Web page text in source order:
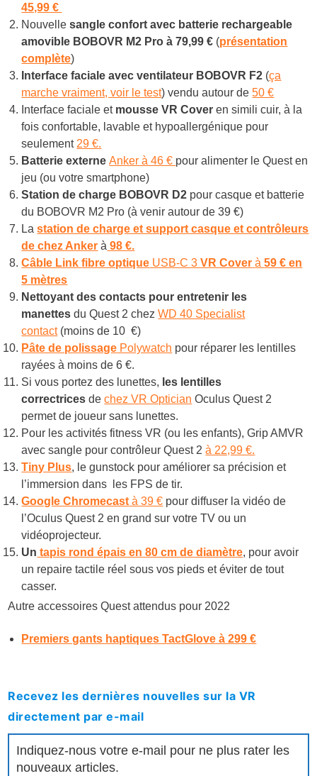
45,99 €
Nouvellesangle confort avec batterie rechargeable
amovible BOBOVR M2 Pro à79,99 € (présentation
complète)
Interface faciale avec ventilateur BOBOVR F2 (ça
marche vraiment, voir le test) vendu autour de50 €
Interface faciale et mousse VR Cover en simili cuir, à la
fois confortable, lavable et hypoallergénique pour
seulement 29 €.
Batterie externe Anker à 46 € pour alimenter le Quest en
jeu (ou votre smartphone)
Station de charge BOBOVR D2 pour casque et batterie
du BOBOVR M2 Pro (à venir autour de 39 €)
Lastation de charge et support casque et contrôleurs
de chez Anker à 98 €.
Câble Linkfibre optique USB-C 3VR Cover à59 € en
5 mètres
Nettoyant des contacts pour entretenir les
manettes du Quest 2 chezWD 40 Specialist
contact(moins de 10 €)
Pâte de polissage Polywatch pour réparer les lentilles
rayées à moins de 6 €.
Si vous portez des lunettes, les lentilles
correctrices dechez VR Optician Oculus Quest 2
permet de joueur sans lunettes.
Pour les activités fitness VR (ou les enfants), Grip AMVR
avec sangle pour contrôleur Quest 2à 22,99 €.
Tiny Plus, le gunstock pour améliorer sa précision et
l’immersion dans les FPS de tir.
Google Chromecast à 39 € pour diffuser la vidéo de
l’Oculus Quest 2 en grand sur votre TV ou un
vidéoprojecteur.
Un tapis rond épais en 80 cm de diamètre, pour avoir
un repaire tactile réel sous vos pieds et éviter de tout
casser.
Autre accessoires Quest attendus pour 2022
Premiers gants haptiques TactGlove à 299 €
Recevez les dernières nouvelles sur la VR
directement par e-mail
Indiquez-nous votre e-mail pour ne plus rater les
nouveaux articles.